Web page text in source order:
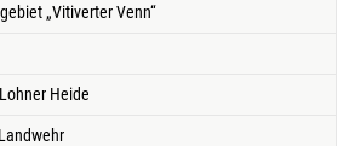
„Vitiverter Venn“
Heide